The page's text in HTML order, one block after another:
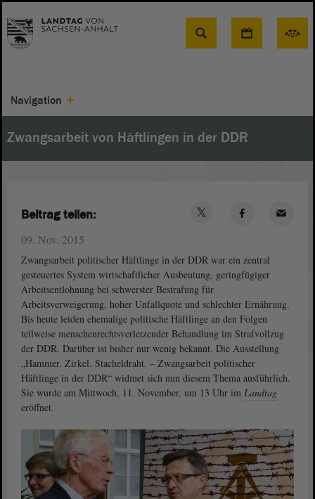
Suche
Navigation
Zwangsarbeit von Häftlingen in der DDR
09. Nov. 2015
Zwangsarbeit politischer Häftlinge in der DDR war ein zentral
gesteuertes System wirtschaftlicher Ausbeutung, geringfügiger
Arbeitsentlohnung bei schwerster Bestrafung für
Arbeitsverweigerung, hoher Unfallquote und schlechter Ernährung.
Bis heute leiden ehemalige politische Häftlinge an den Folgen
teilweise menschenrechtsverletzender Behandlung im Strafvollzug
der DDR. Darüber ist bisher nur wenig bekannt. Die Ausstellung
„Hammer. Zirkel. Stacheldraht. – Zwangsarbeit politischer
Häftlinge in der DDR“ widmet sich nun diesem Thema ausführlich.
Sie wurde am Mittwoch, 11. November, um 13 Uhr im Landtag
eröffnet.
Beitrag teilen: